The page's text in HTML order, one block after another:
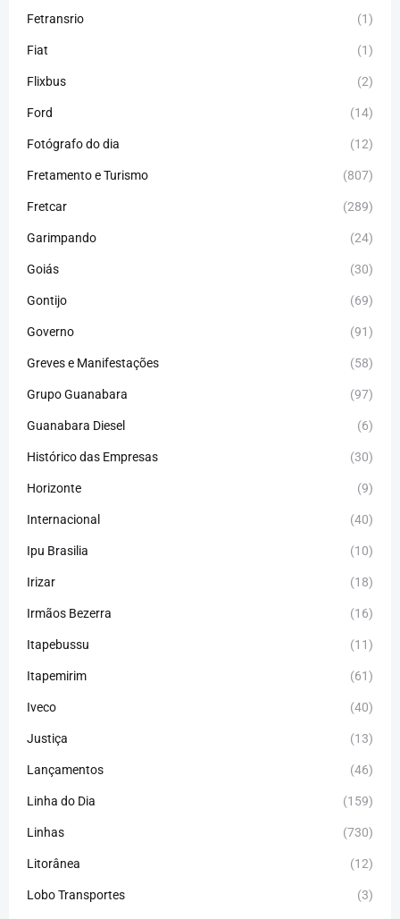
Fetransrio (1)
Fiat (1)
Flixbus (2)
Ford (14)
Fotógrafo do dia (12)
Fretamento e Turismo (807)
Fretcar (289)
Garimpando (24)
Goiás (30)
Gontijo (69)
Governo (91)
Greves e Manifestações (58)
Grupo Guanabara (97)
Guanabara Diesel (6)
Histórico das Empresas (30)
Horizonte (9)
Internacional (40)
Ipu Brasilia (10)
Irizar (18)
Irmãos Bezerra (16)
Itapebussu (11)
Itapemirim (61)
Iveco (40)
Justiça (13)
Lançamentos (46)
Linha do Dia (159)
Linhas (730)
Litorânea (12)
Lobo Transportes (3)